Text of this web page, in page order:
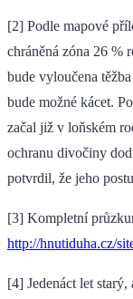
[2] Podle mapové
chráněná zóna 26 %
bude vyloučena
bude možné kácet.
začal již v loňském
ochranu divočiny
potvrdil, že jeho
[3] Kompletní
http://hnutiduha.cz/
[4] Jedenáct let